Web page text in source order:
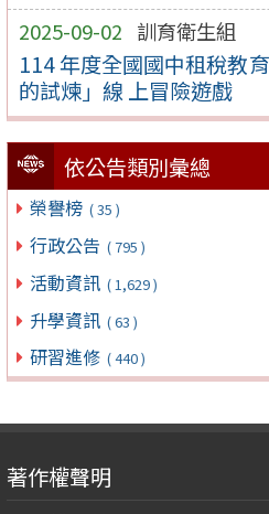
2025-09-02 訓育衛生組
114 年度全國國中租稅教
的試煉」線 上冒險遊戲
依公告類別彙總
榮譽榜 ( 35 )
行政公告 ( 795 )
活動資訊 ( 1,629 )
升學資訊 ( 63 )
研習進修 ( 440 )
著作權聲明